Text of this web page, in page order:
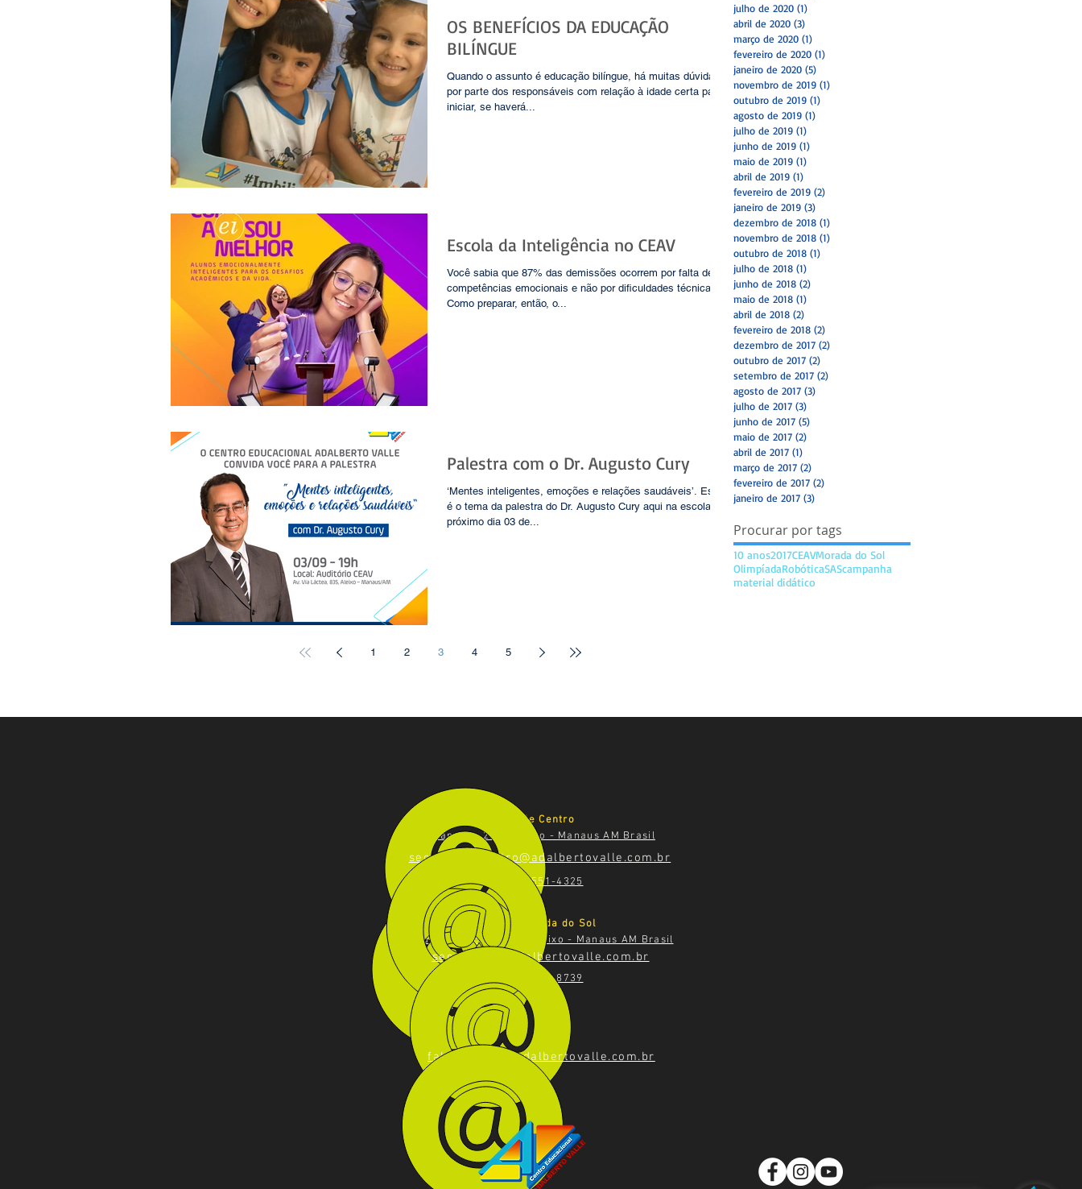
OS BENEFÍCIOS DA EDUCAÇÃO
BILÍNGUE
​Quando o assunto é educação bilíngue, há muitas dúvidas
por parte dos responsáveis com relação à idade certa para
iniciar, se haverá...
Escola da Inteligência no CEAV
Você sabia que 87% das demissões ocorrem por falta de
competências emocionais e não por dificuldades técnicas?
Como preparar, então, o...
Palestra com o Dr. Augusto Cury
‘Mentes inteligentes, emoções e relações saudáveis’. Este
é o tema da palestra do Dr. Augusto Cury aqui na escola, no
próximo dia 03 de...
1 2 3 4 5
julho de 2020 (1)
abril de 2020 (3)
março de 2020 (1)
fevereiro de 2020 (1)
janeiro de 2020 (5)
novembro de 2019 (1)
outubro de 2019 (1)
agosto de 2019 (1)
julho de 2019 (1)
junho de 2019 (1)
maio de 2019 (1)
abril de 2019 (1)
fevereiro de 2019 (2)
janeiro de 2019 (3)
dezembro de 2018 (1)
novembro de 2018 (1)
outubro de 2018 (1)
julho de 2018 (1)
junho de 2018 (2)
maio de 2018 (1)
abril de 2018 (2)
fevereiro de 2018 (2)
dezembro de 2017 (2)
outubro de 2017 (2)
setembro de 2017 (2)
agosto de 2017 (3)
julho de 2017 (3)
junho de 2017 (5)
maio de 2017 (2)
abril de 2017 (1)
março de 2017 (2)
fevereiro de 2017 (2)
janeiro de 2017 (3)
Procurar por tags
10 anos2017CEAVMorada do Sol
OlimpíadaRobóticaSAScampanha
material didático
Unidade Centro
Rua Tapajós, 200, Centro - Manaus AM Brasil
(92) 98551-4325
Unidade Morada do Sol
Avenida Via Láctea, 835, Aleixo - Manaus AM Brasil
(92) 98444-8739
secretaria.centro@adalbertovalle.com.br
secretaria@adalbertovalle.com.br
faleconosco@adalbertovalle.com.br